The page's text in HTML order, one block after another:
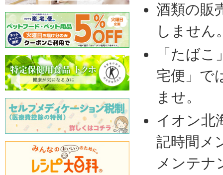
酒類の販
しません
「たば
宅便」で
ませ。
イオン北
記時間メ
メンテナ